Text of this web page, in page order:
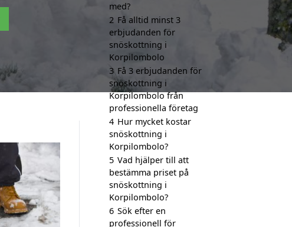
med?
2 Få alltid minst 3
erbjudanden för
snöskottning i
Korpilombolo
3 Få 3 erbjudanden för
snöskottning i
Korpilombolo från
professionella företag
4 Hur mycket kostar
snöskottning i
Korpilombolo?
5 Vad hjälper till att
bestämma priset på
snöskottning i
Korpilombolo?
6 Sök efter en
professionell för